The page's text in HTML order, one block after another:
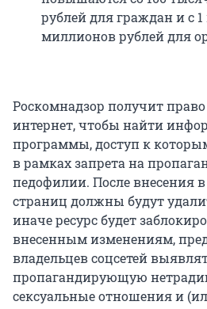
рублей для граждан и с
миллионов рублей для
Роскомнадзор получит
интернет, чтобы найти
программы, доступ к
в рамках запрета на
педофилии. После внесения
страниц должны будут
иначе ресурс будет
внесенным изменениям,
владельцев соцсетей
пропагандирующую
сексуальные отношения и